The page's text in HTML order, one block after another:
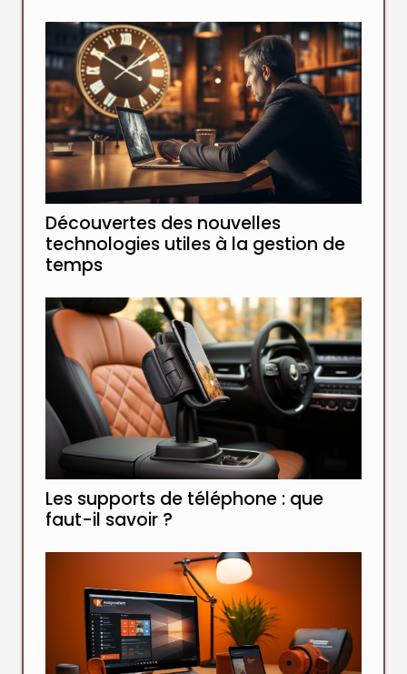
Découvertes des nouvelles
technologies utiles à la gestion de
temps
Les supports de téléphone : que
faut-il savoir ?